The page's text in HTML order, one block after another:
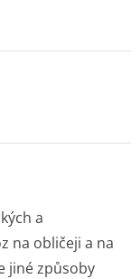
a
na obličeji a na
jiné způsoby